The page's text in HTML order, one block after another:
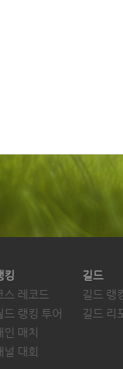
킹
스 레코드
드 랭킹 투어
인 매치
널 대회
길드
길드 랭
길드 리